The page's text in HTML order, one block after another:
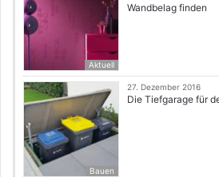
Aktuell
Wandbelag finden
Bauen
27. Dezember 2016
Die Tiefgarage für